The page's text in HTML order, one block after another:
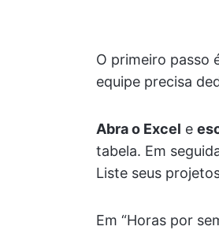
O primeiro passo
equipe precisa
Abra o Excel e
tabela. Em
Liste seus
Em “Horas por